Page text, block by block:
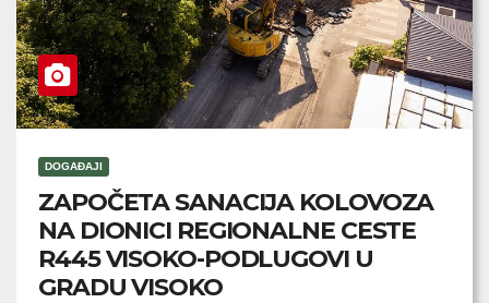
DOGAĐAJI
ZAPOČETA SANACIJA KOLOVOZA
NA DIONICI REGIONALNE CESTE
R445 VISOKO-PODLUGOVI U
GRADU VISOKO